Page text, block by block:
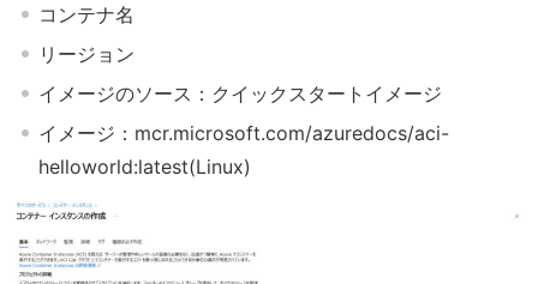
コンテナ名
リージョン
イメージのソース：クイックスタートイメージ
イメージ：mcr.microsoft.com/azuredocs/aci-
helloworld:latest(Linux)